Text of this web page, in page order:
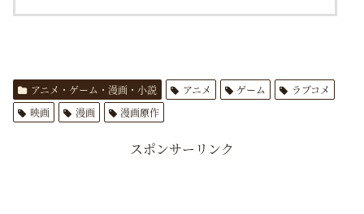
アニメ・ゲーム・漫画・小説 アニメ ゲーム
ラブコメ
映画
漫画 漫画原作
スポンサーリンク